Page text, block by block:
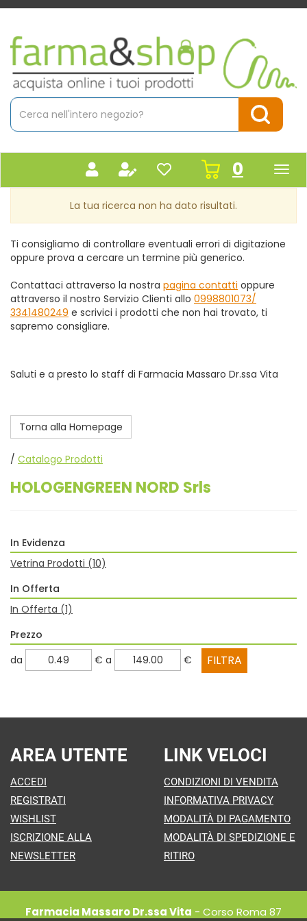
Passa
contenuto
principale
Farmacia
Massaro
Cerca
Prodotto
Cerca
0inseriti
La tua ricerca non ha dato risultati.
Ti consigliamo di controllare eventuali errori di digitazione
oppure prova a cercare un termine più generico.
Contattaci attraverso la nostra pagina contatti oppure
attraverso il nostro Servizio Clienti allo 0998801073/
3341480249 e scrivici i prodotti che non hai trovato, ti
sapremo consigliare.
Saluti e a presto lo staff di Farmacia Massaro Dr.ssa Vita
Torna alla Homepage
/ Catalogo Prodotti
HOLOGENGREEN NORD Srls
In Evidenza
Vetrina Prodotti (10)
In Offerta
In Offerta (1)
Prezzo
filtra
da € filtra
a €
AREA UTENTE
ACCEDI
REGISTRATI
WISHLIST
ISCRIZIONE ALLA
NEWSLETTER
LINK VELOCI
CONDIZIONI DI VENDITA
INFORMATIVA PRIVACY
MODALITÀ DI PAGAMENTO
MODALITÀ DI SPEDIZIONE E
RITIRO
Farmacia Massaro Dr.ssa Vita - Corso Roma 87